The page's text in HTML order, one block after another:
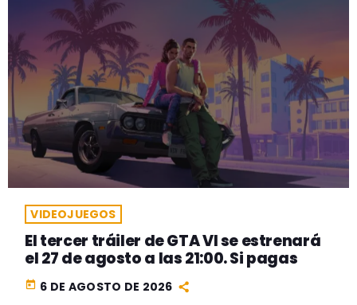
VIDEOJUEGOS
El tercer tráiler de GTA VI se estrenará
el 27 de agosto a las 21:00. Si pagas
today 6 DE AGOSTO DE 2026